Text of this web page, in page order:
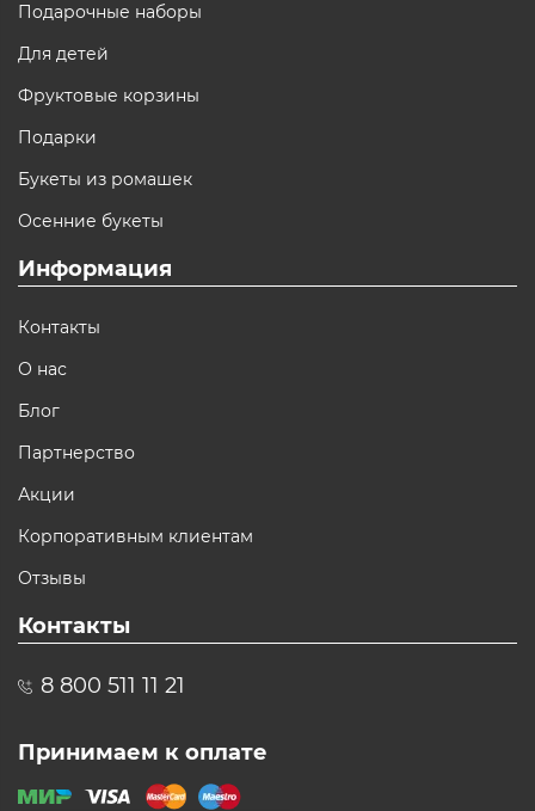
Подарочные наборы
Для детей
Фруктовые корзины
Подарки
Букеты из ромашек
Осенние букеты
Информация
Контакты
О нас
Блог
Партнерство
Акции
Корпоративным клиентам
Отзывы
Контакты
8 800 511 11 21
Принимаем к оплате